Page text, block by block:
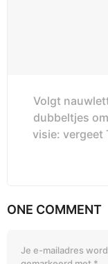
Volgt
dubbeltjes
visie: vergeet
ONE COMMENT
Je e-mailadres